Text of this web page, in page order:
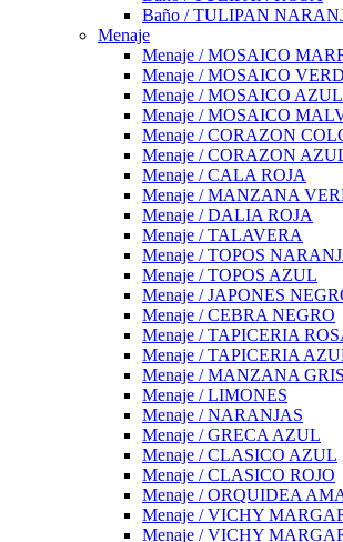
Baño / TULIPAN
Menaje
Menaje / MOSAICO
Menaje / MOSAICO
Menaje / MOSAICO AZUL
Menaje / MOSAICO
Menaje / CORAZON
Menaje / CORAZON
Menaje / CALA ROJA
Menaje / MANZANA
Menaje / DALIA ROJA
Menaje / TALAVERA
Menaje / TOPOS
Menaje / TOPOS AZUL
Menaje / JAPONES
Menaje / CEBRA NEGRO
Menaje / TAPICERIA
Menaje / TAPICERIA
Menaje / MANZANA GRIS
Menaje / LIMONES
Menaje / NARANJAS
Menaje / GRECA AZUL
Menaje / CLASICO AZUL
Menaje / CLASICO ROJO
Menaje / ORQUIDEA
Menaje / VICHY
Menaje / VICHY